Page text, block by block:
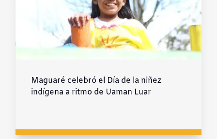
Maguaré celebró el Día de la niñez
indígena a ritmo de Uaman Luar